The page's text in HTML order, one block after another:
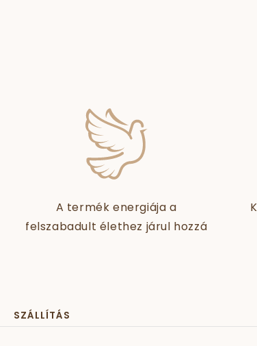
A termék energiája a
felszabadult élethez járul hozzá
SZÁLLÍTÁS